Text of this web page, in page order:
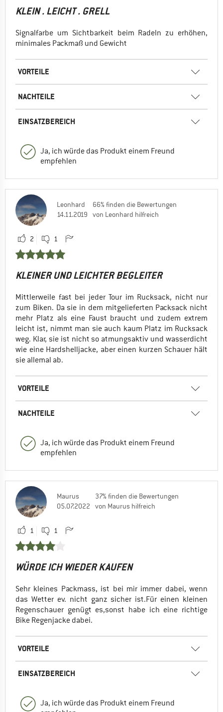
KLEIN . LEICHT . GRELL
Signalfarbe um Sichtbarkeit beim Radeln zu erhöhen,
minimales Packmaß und Gewicht
VORTEILE
NACHTEILE
EINSATZBEREICH
Ja, ich würde das Produkt einem Freund
empfehlen
Leonhard
14.11.2019
66% finden die Bewertungen
von Leonhard hilfreich
2 1
KLEINER UND LEICHTER BEGLEITER
Mittlerweile fast bei jeder Tour im Rucksack, nicht nur
zum Biken. Da sie in dem mitgelieferten Packsack nicht
mehr Platz als eine Faust braucht und zudem extrem
leicht ist, nimmt man sie auch kaum Platz im Rucksack
weg. Klar, sie ist nicht so atmungsaktiv und wasserdicht
wie eine Hardshelljacke, aber einen kurzen Schauer hält
sie allemal ab.
VORTEILE
NACHTEILE
Ja, ich würde das Produkt einem Freund
empfehlen
Maurus
05.07.2022
37% finden die Bewertungen
von Maurus hilfreich
1 1
WÜRDE ICH WIEDER KAUFEN
Sehr kleines Packmass, ist bei mir immer dabei, wenn
das Wetter ev. nicht ganz sicher ist.Für einen kleinen
Regenschauer genügt es,sonst habe ich eine richtige
Bike Regenjacke dabei.
VORTEILE
EINSATZBEREICH
Ja, ich würde das Produkt einem Freund